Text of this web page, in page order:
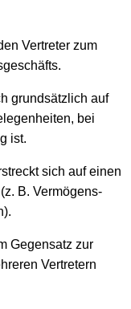
Vertreter zum
grundsätzlich auf
bei
ist.
sich auf einen
B. Vermögens-
Gegensatz zur
Vertretern